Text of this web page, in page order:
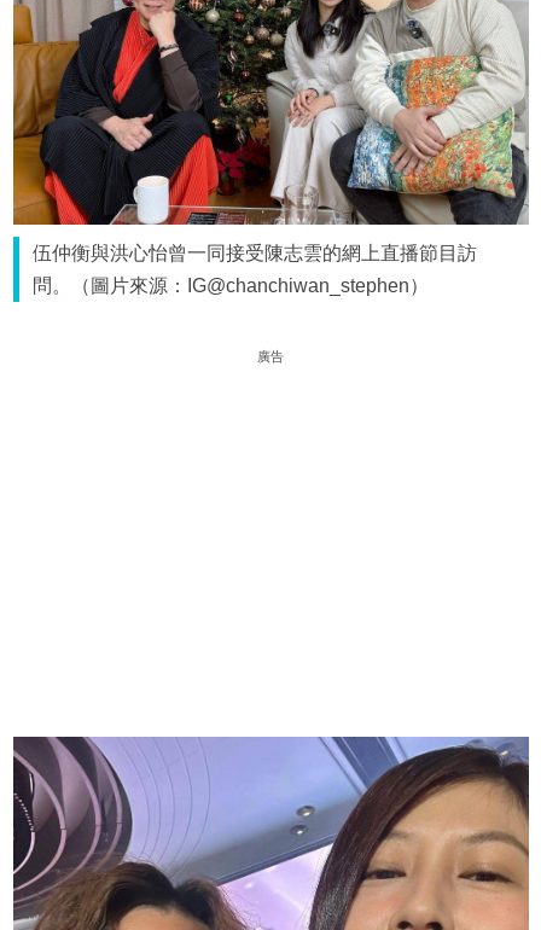
伍仲衡與洪心怡曾一同接受陳志雲的網上直播節目訪
問。（圖片來源：IG@chanchiwan_stephen）
廣告